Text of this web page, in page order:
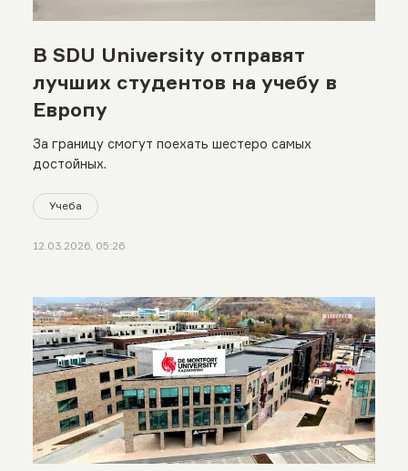
В SDU University отправят
лучших студентов на учебу в
Европу
За границу смогут поехать шестеро самых
достойных.
Учеба
12.03.2026, 05:26